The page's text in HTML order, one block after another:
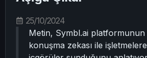
25/10/2024
Metin, Symbl.ai platformunun
konuşma zekası ile